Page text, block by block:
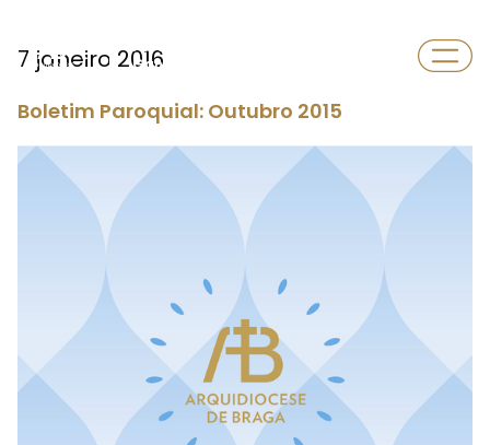
Paróquia
Gandarela
7 janeiro 2016
Boletim Paroquial: Outubro 2015